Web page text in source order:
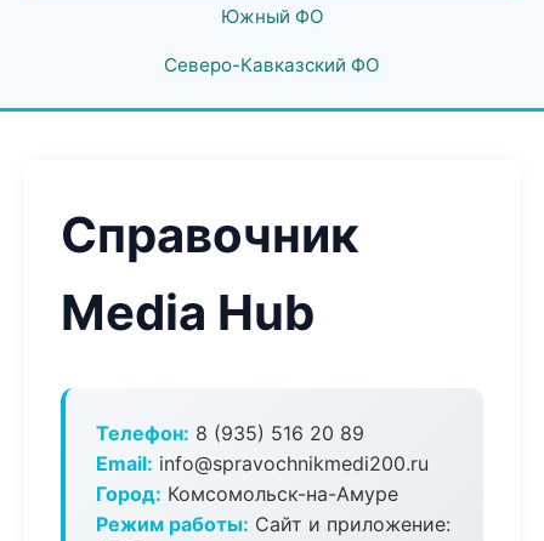
Южный ФО
Северо-Кавказский ФО
Справочник
Media Hub
Телефон: 8 (935) 516 20 89
Email: info@spravochnikmedi200.ru
Город: Комсомольск-на-Амуре
Режим работы: Сайт и приложение: